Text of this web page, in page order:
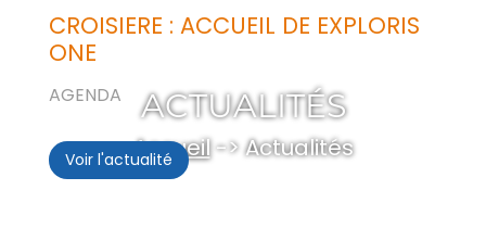
ACTUALITÉS
Accueil-> Actualités
CROISIERE : ACCUEIL DE EXPLORIS
ONE
AGENDA
Voir l'actualité CROISIERE : ACCUEIL DE EXPLORIS ONE